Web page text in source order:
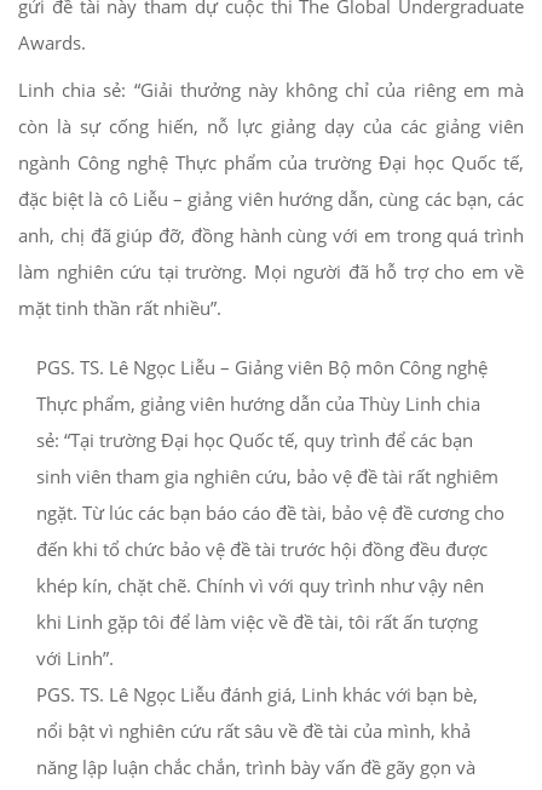
gửi đề tài này tham dự cuộc thi The Global Undergraduate
Awards.
Linh chia sẻ: “Giải thưởng này không chỉ của riêng em mà
còn là sự cống hiến, nỗ lực giảng dạy của các giảng viên
ngành Công nghệ Thực phẩm của trường Đại học Quốc tế,
đặc biệt là cô Liễu – giảng viên hướng dẫn, cùng các bạn, các
anh, chị đã giúp đỡ, đồng hành cùng với em trong quá trình
làm nghiên cứu tại trường. Mọi người đã hỗ trợ cho em về
mặt tinh thần rất nhiều”.
PGS. TS. Lê Ngọc Liễu – Giảng viên Bộ môn Công nghệ
Thực phẩm, giảng viên hướng dẫn của Thùy Linh chia
sẻ: “Tại trường Đại học Quốc tế, quy trình để các bạn
sinh viên tham gia nghiên cứu, bảo vệ đề tài rất nghiêm
ngặt. Từ lúc các bạn báo cáo đề tài, bảo vệ đề cương cho
đến khi tổ chức bảo vệ đề tài trước hội đồng đều được
khép kín, chặt chẽ. Chính vì với quy trình như vậy nên
khi Linh gặp tôi để làm việc về đề tài, tôi rất ấn tượng
với Linh”.
PGS. TS. Lê Ngọc Liễu đánh giá, Linh khác với bạn bè,
nổi bật vì nghiên cứu rất sâu về đề tài của mình, khả
năng lập luận chắc chắn, trình bày vấn đề gãy gọn và